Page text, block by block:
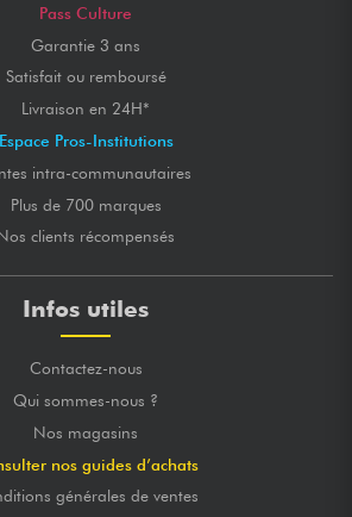
Pass Culture
Garantie 3 ans
Satisfait ou remboursé
Livraison en 24H*
Espace Pros-Institutions
intra-communautaires
Plus de 700 marques
clients récompensés
Infos utiles
Contactez-nous
Qui sommes-nous ?
Nos magasins
nos guides d’achats
générales de ventes